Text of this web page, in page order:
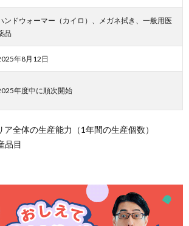
ンドウォーマー（カイロ）、メガネ拭き、一般用医
品
年8月12日
年度中に順次開始
全体の生産能力（1年間の生産個数）
品目